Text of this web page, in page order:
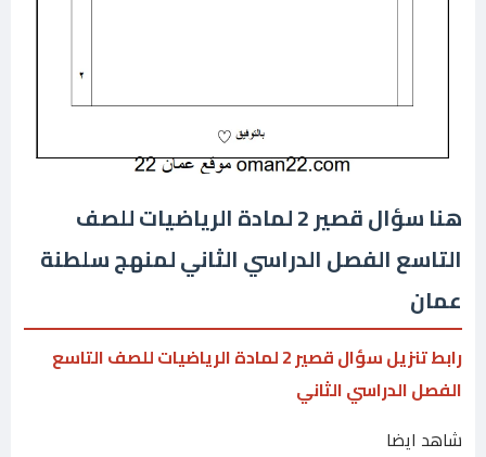
هنا سؤال قصير 2 لمادة الرياضيات للصف
التاسع الفصل الدراسي الثاني لمنهج سلطنة
عمان
رابط تنزيل سؤال قصير 2 لمادة الرياضيات للصف التاسع
الفصل الدراسي الثاني
شاهد ايضا